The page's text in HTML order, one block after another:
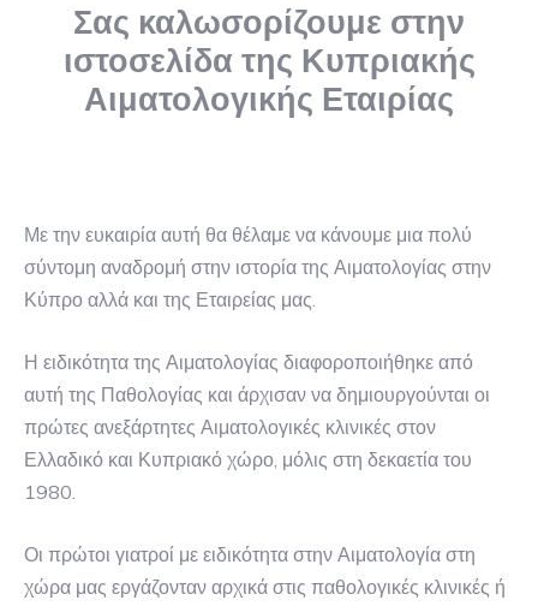
Σας καλωσορίζουμε στην
ιστοσελίδα της Κυπριακής
Αιματολογικής Εταιρίας
Με την ευκαιρία αυτή θα θέλαμε να κάνουμε μια πολύ
σύντομη αναδρομή στην ιστορία της Αιματολογίας στην
Κύπρο αλλά και της Εταιρείας μας.
Η ειδικότητα της Αιματολογίας διαφοροποιήθηκε από
αυτή της Παθολογίας και άρχισαν να δημιουργούνται οι
πρώτες ανεξάρτητες Αιματολογικές κλινικές στον
Ελλαδικό και Κυπριακό χώρο, μόλις στη δεκαετία του
1980.
Οι πρώτοι γιατροί με ειδικότητα στην Αιματολογία στη
χώρα μας εργάζονταν αρχικά στις παθολογικές κλινικές ή